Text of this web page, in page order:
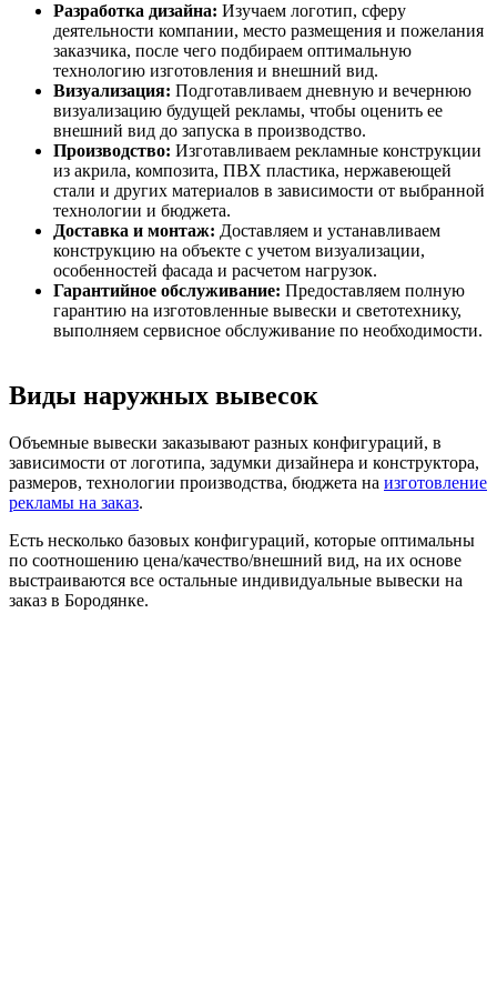
Разработка дизайна: Изучаем логотип, сферу
деятельности компании, место размещения и пожелания
заказчика, после чего подбираем оптимальную
технологию изготовления и внешний вид.
Визуализация: Подготавливаем дневную и вечернюю
визуализацию будущей рекламы, чтобы оценить ее
внешний вид до запуска в производство.
Производство: Изготавливаем рекламные конструкции
из акрила, композита, ПВХ пластика, нержавеющей
стали и других материалов в зависимости от выбранной
технологии и бюджета.
Доставка и монтаж: Доставляем и устанавливаем
конструкцию на объекте с учетом визуализации,
особенностей фасада и расчетом нагрузок.
Гарантийное обслуживание: Предоставляем полную
гарантию на изготовленные вывески и светотехнику,
выполняем сервисное обслуживание по необходимости.
Виды наружных вывесок
Объемные вывески заказывают разных конфигураций, в
зависимости от логотипа, задумки дизайнера и конструктора,
размеров, технологии производства, бюджета на изготовление
рекламы на заказ.
Есть несколько базовых конфигураций, которые оптимальны
по соотношению цена/качество/внешний вид, на их основе
выстраиваются все остальные индивидуальные вывески на
заказ в Бородянке.